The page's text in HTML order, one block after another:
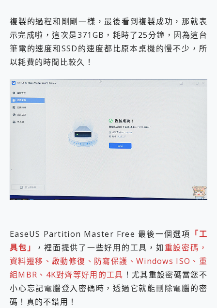
複製的過程和剛剛一樣，最後看到複製成功，那就表
示完成啦，這次是371GB，耗時了25分鐘，因為這台
筆電的速度和SSD的速度都比原本桌機的慢不少，所
以耗費的時間比較久！
EaseUS Partition Master Free 最後一個選項 「工
具包」
，裡面提供了一些好用的工具，如重設密碼，
資料遷移、啟動修復、防寫保護、Windows ISO、重
組MBR、4K對齊等好用的工具 ！尤其重設密碼當您不
小心忘記電腦登入密碼時，透過它就能刪除電腦的密
碼！真的不錯用！